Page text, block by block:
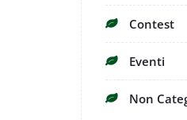
Contest
Eventi
Non